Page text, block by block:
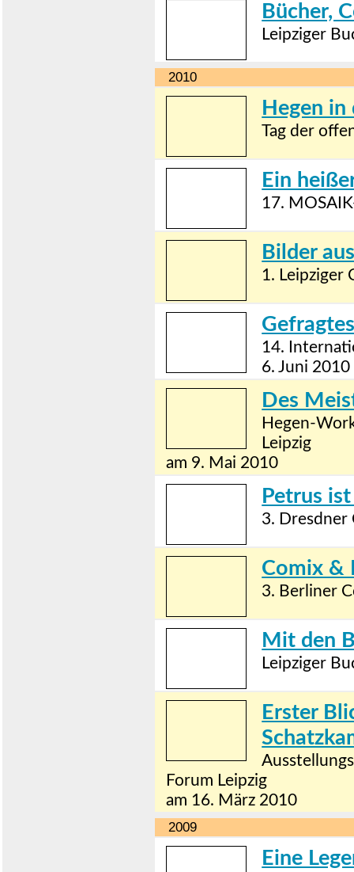
Bücher,
Leipziger
2010
Hegen in
Tag der
Ein
17.
Bilder
1. Leipziger
14.
6. Juni 2010
Des
Hegen-
Leipzig
am 9. Mai 2010
Petrus
3. Dresdner
Comix &
3. Berliner
Mit den
Leipziger
Erster
Forum Leipzig
am 16. März 2010
2009
Eine